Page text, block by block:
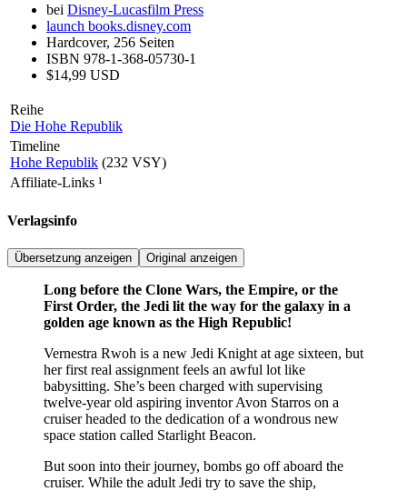
bei Disney-Lucasfilm Press
launch books.disney.com
Hardcover, 256 Seiten
ISBN 978-1-368-05730-1
$14,99 USD
Reihe
Die Hohe Republik
Timeline
Hohe Republik (232 VSY)
Affiliate-Links ¹
Verlagsinfo
Übersetzung anzeigen Original anzeigen
Long before the Clone Wars, the Empire, or the
First Order, the Jedi lit the way for the galaxy in a
golden age known as the High Republic!
Vernestra Rwoh is a new Jedi Knight at age sixteen, but
her first real assignment feels an awful lot like
babysitting. She’s been charged with supervising
twelve-year old aspiring inventor Avon Starros on a
cruiser headed to the dedication of a wondrous new
space station called Starlight Beacon.
But soon into their journey, bombs go off aboard the
cruiser. While the adult Jedi try to save the ship,